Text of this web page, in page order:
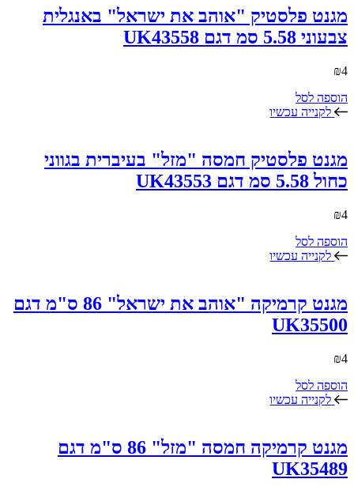
מגנט פלסטיק "אוהב את ישראל" באנגלית
צבעוני 5.58 סמ דגם UK43558
₪4
הוספה לסל
לקנייה עכשיו
מגנט פלסטיק חמסה "מזל" בעיברית בגווני
כחול 5.58 סמ דגם UK43553
₪4
הוספה לסל
לקנייה עכשיו
מגנט קרמיקה "אוהב את ישראל" 86 ס"מ דגם
UK35500
₪4
הוספה לסל
לקנייה עכשיו
מגנט קרמיקה חמסה "מזל" 86 ס"מ דגם
UK35489